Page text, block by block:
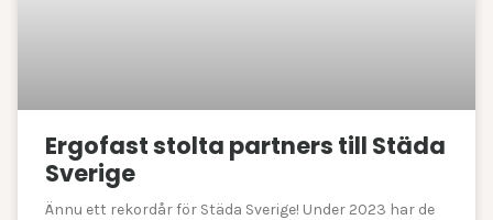
Ergofast stolta partners till Städa
Sverige
Ännu ett rekordår för Städa Sverige! Under 2023 har de